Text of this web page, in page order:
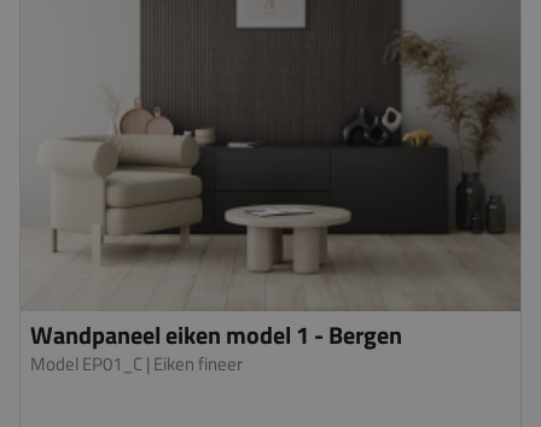
Wandpaneel eiken model 1 - Bergen
Model EP01_C| Eiken fineer